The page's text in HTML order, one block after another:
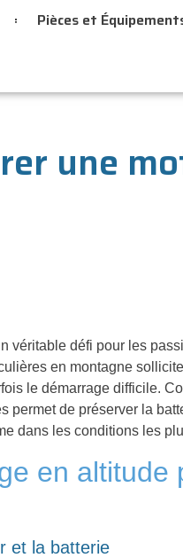
Pièces et
une
véritable défi pour les
en montagne
le démarrage difficile.
permet de préserver la
dans les conditions les
en altitude
et la batterie